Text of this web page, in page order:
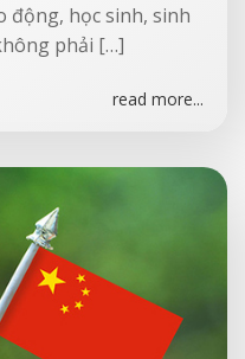
động, học sinh, sinh
phải […]
read more...